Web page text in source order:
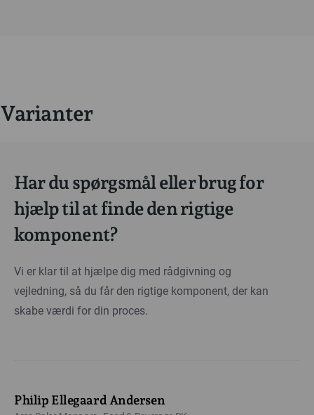
Varianter
Har du spørgsmål eller brug for
hjælp til at finde den rigtige
komponent?
Vi er klar til at hjælpe dig med rådgivning og
vejledning, så du får den rigtige komponent, der kan
skabe værdi for din proces.
Philip Ellegaard Andersen